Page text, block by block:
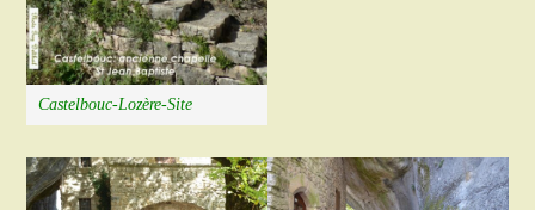
Castelbouc-Lozère-Site